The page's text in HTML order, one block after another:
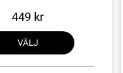
449
VÄLJ